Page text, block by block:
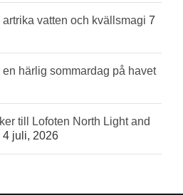
vatten och kvällsmagi 7
en härlig sommardag på havet
till Lofoten North Light and
4 juli, 2026